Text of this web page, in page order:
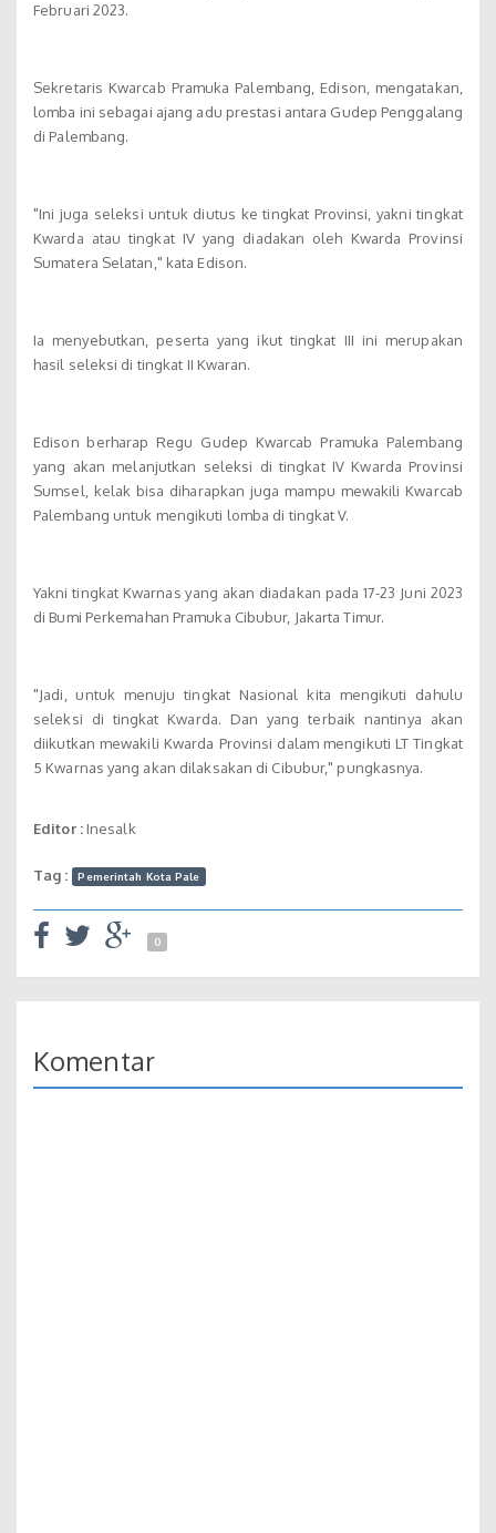
Februari 2023.
Sekretaris Kwarcab Pramuka Palembang, Edison, mengatakan,
lomba ini sebagai ajang adu prestasi antara Gudep Penggalang
di Palembang.
"Ini juga seleksi untuk diutus ke tingkat Provinsi, yakni tingkat
Kwarda atau tingkat IV yang diadakan oleh Kwarda Provinsi
Sumatera Selatan," kata Edison.
Ia menyebutkan, peserta yang ikut tingkat III ini merupakan
hasil seleksi di tingkat II Kwaran.
Edison berharap Regu Gudep Kwarcab Pramuka Palembang
yang akan melanjutkan seleksi di tingkat IV Kwarda Provinsi
Sumsel, kelak bisa diharapkan juga mampu mewakili Kwarcab
Palembang untuk mengikuti lomba di tingkat V.
Yakni tingkat Kwarnas yang akan diadakan pada 17-23 Juni 2023
di Bumi Perkemahan Pramuka Cibubur, Jakarta Timur.
"Jadi, untuk menuju tingkat Nasional kita mengikuti dahulu
seleksi di tingkat Kwarda. Dan yang terbaik nantinya akan
diikutkan mewakili Kwarda Provinsi dalam mengikuti LT Tingkat
5 Kwarnas yang akan dilaksakan di Cibubur," pungkasnya.
Editor :Inesalk
Tag : Pemerintah Kota Pale
0
Komentar